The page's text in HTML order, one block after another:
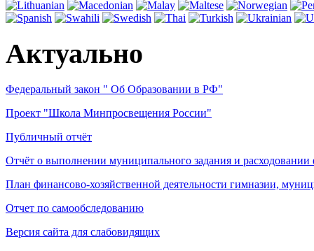
Актуально
Федеральный закон " Об Образовании в РФ"
Проект "Школа Минпросвещения России"
Публичный отчёт
Отчёт о выполнении муниципального задания и
План финансово-хозяйственной деятельности гимназии,
Отчет по самообследованию
Версия сайта для слабовидящих